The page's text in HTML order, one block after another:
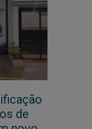
de